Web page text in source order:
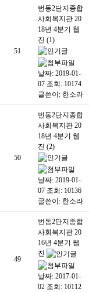
51
번동2단지종합
사회복지관 20
18년 4분기 웹
진 (1)
날짜: 2019-01-
07 조회: 10174
글쓴이: 한소라
50
번동2단지종합
사회복지관 20
18년 4분기 웹
진 (2)
날짜: 2019-01-
07 조회: 10136
글쓴이: 한소라
49
번동2단지종합
사회복지관 20
16년 4분기 웹
진
날짜: 2017-01-
02 조회: 10112